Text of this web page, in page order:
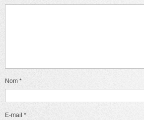
Nom *
E-mail *